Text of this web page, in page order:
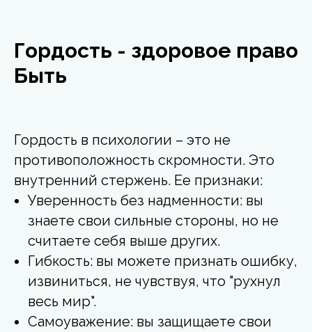
Гордость - здоровое право
Быть
Гордость в психологии – это не
противоположность скромности. Это
внутренний стержень. Ее признаки:
Уверенность без надменности: вы
знаете свои сильные стороны, но не
считаете себя выше других.
Гибкость: вы можете признать ошибку,
извиниться, не чувствуя, что "рухнул
весь мир".
Самоуважение: вы защищаете свои